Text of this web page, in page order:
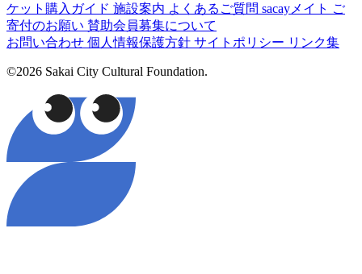
ケット購入ガイド 施設案内 よくあるご質問 sacayメイト ご
寄付のお願い 賛助会員募集について
お問い合わせ 個人情報保護方針 サイトポリシー リンク集
©2026 Sakai City Cultural Foundation.